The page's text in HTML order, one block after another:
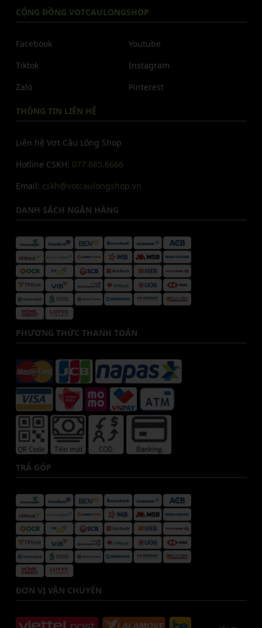
CỘNG ĐỒNG VOTCAULONGSHOP
Facebook
Tiktok
Zalo
Youtube
Instagram
Pinterest
THÔNG TIN LIÊN HỆ
Liên hệ Vợt Cầu Lông Shop
Hotline CSKH: 077.685.6666
Email: cskh@votcaulongshop.vn
DANH SÁCH NGÂN HÀNG
PHƯƠNG THỨC THANH TOÁN
TRẢ GÓP
ĐƠN VỊ VẬN CHUYỂN